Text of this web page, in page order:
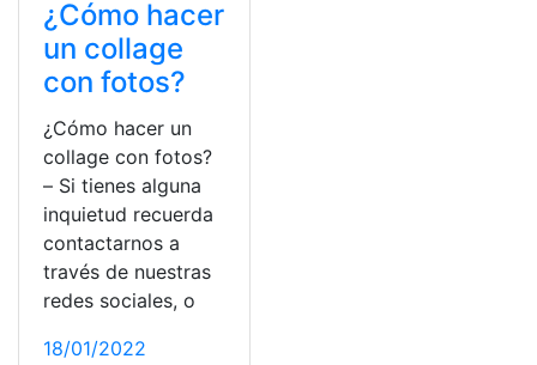
¿Cómo hacer
un collage
con fotos?
¿Cómo hacer un
collage con fotos?
– Si tienes alguna
inquietud recuerda
contactarnos a
través de nuestras
redes sociales, o
18/01/2022